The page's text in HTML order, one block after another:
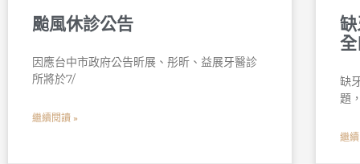
颱風休診公告
因應台中市政府公告昕展、彤昕、益展牙醫診
所將於7/
繼續閱讀 »
缺
題
繼